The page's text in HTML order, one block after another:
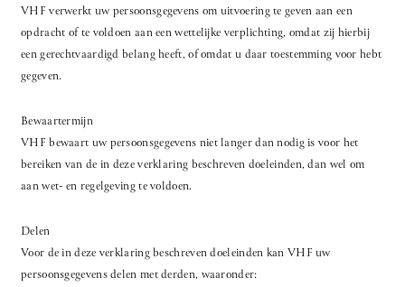
VHF verwerkt uw persoonsgegevens om uitvoering te geven aan een
opdracht of te voldoen aan een wettelijke verplichting, omdat zij hierbij
een gerechtvaardigd belang heeft, of omdat u daar toestemming voor hebt
gegeven.
Bewaartermijn
VHF bewaart uw persoonsgegevens niet langer dan nodig is voor het
bereiken van de in deze verklaring beschreven doeleinden, dan wel om
aan wet- en regelgeving te voldoen.
Delen
Voor de in deze verklaring beschreven doeleinden kan VHF uw
persoonsgegevens delen met derden, waaronder: